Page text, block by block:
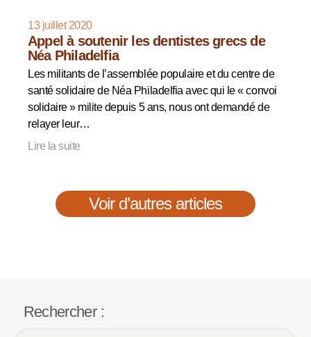
13 juillet 2020
Appel à soutenir les dentistes grecs de
Néa Philadelfia
Les militants de l’assemblée populaire et du centre de
santé solidaire de Néa Philadelfia avec qui le « convoi
solidaire » milite depuis 5 ans, nous ont demandé de
relayer leur…
Lire la suite
Voir d’autres articles
Rechercher :